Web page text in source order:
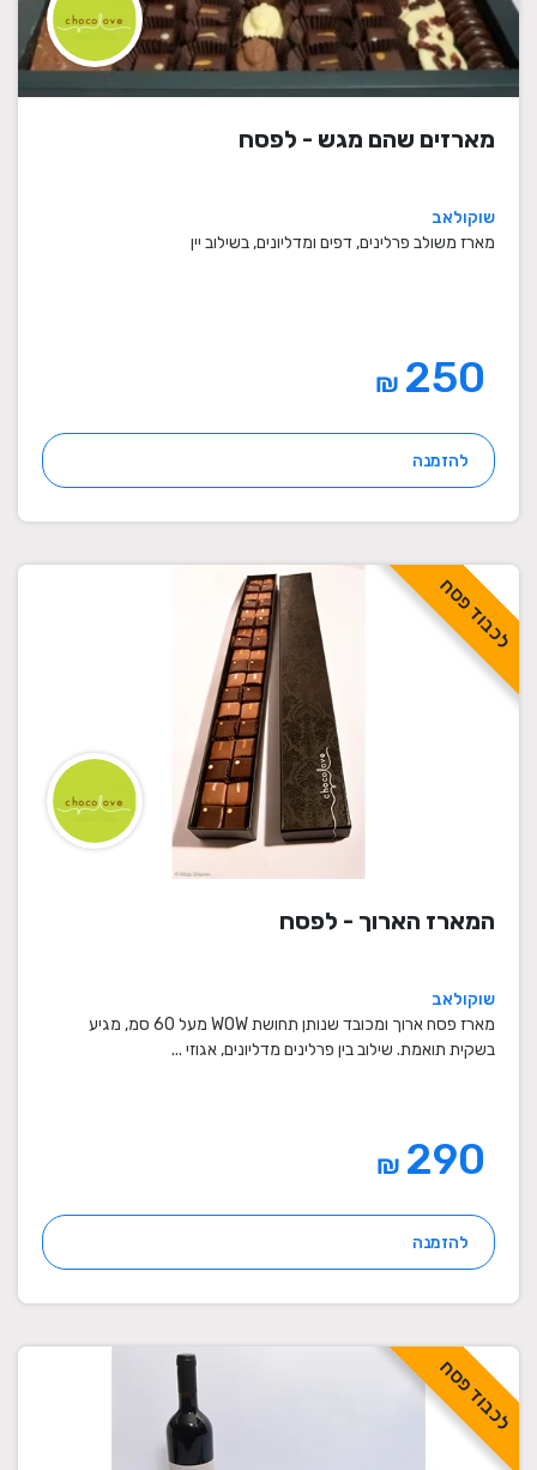
מארזים שהם מגש - לפסח
שוקולאב
מארז משולב פרלינים, דפים ומדליונים, בשילוב יין
₪
להזמנה
לכבוד פסח
המארז הארוך - לפסח
שוקולאב
מארז פסח ארוך ומכובד שנותן תחושת WOW מעל 60 סמ, מגיע
בשקית תואמת. שילוב בין פרלינים מדליונים, אגוזי ...
₪
להזמנה
לכבוד פסח